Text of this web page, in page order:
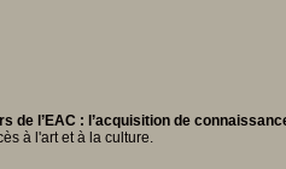
l’EAC : l’acquisition de
à l'art et à la culture.